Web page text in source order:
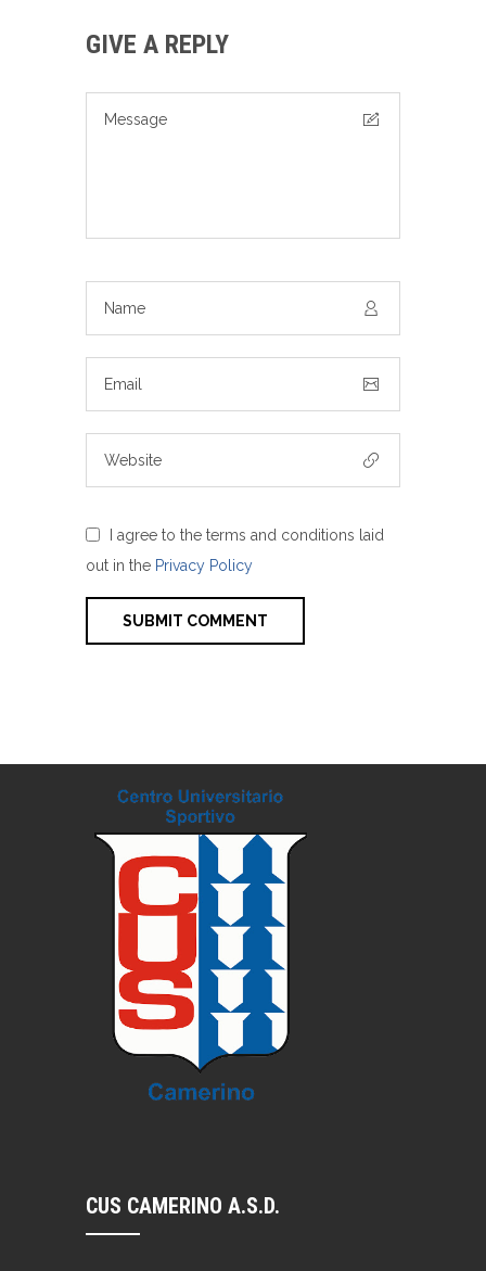
GIVE A REPLY
I agree to the terms and conditions laid
out in the Privacy Policy
CUS CAMERINO A.S.D.